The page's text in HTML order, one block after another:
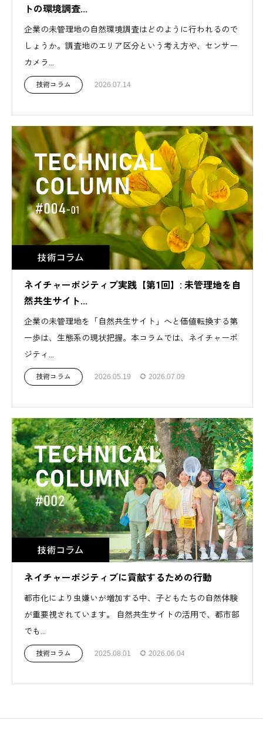
トの環境調査...
企業の未管理地の自然環境調査はどのように行われるので
しょうか。調査地のエリア区分という考え方や、センサー
カメラ...
技術コラム 2026.07.14
ネイチャーポジティブ実践【第1回】: 未管理地を自
然共生サイト...
企業の未管理地を「自然共生サイト」へと価値転換する第
一歩は、生態系の現状把握。本コラムでは、ネイチャーポ
ジティ...
技術コラム 2026.05.19 2026.07.09
ネイチャーポジティブに貢献するための行動
都市化により虫嫌いが増加する中、子どもたちの自然体験
が重要視されています。 自然共生サイトの活用で、都市部
でも...
技術コラム 2025.08.01 2026.06.04